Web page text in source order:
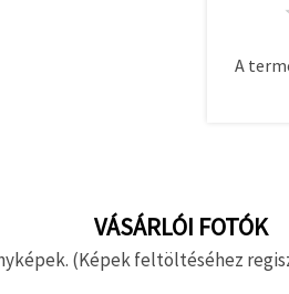
A
VÁSÁRLÓI FOTÓK
(Képek feltöltéséhez